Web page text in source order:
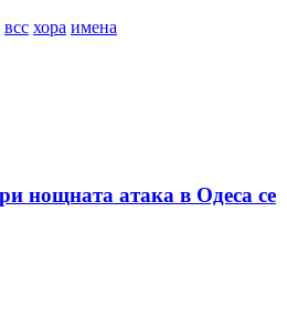
всс хора имена
нощната атака в Одеса се